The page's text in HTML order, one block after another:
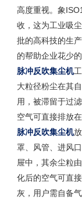
高度重视。象
收，这为工业吸
批的高科技的生
的帮助企业花少
脉冲反吹集尘机
大粒径粉尘在其
用，被滞留于过
空气可直接排放
脉冲反吹集尘机
罩、风管、进风
屉中，其余尘粒
化后的空气可直
灰，用户需自备